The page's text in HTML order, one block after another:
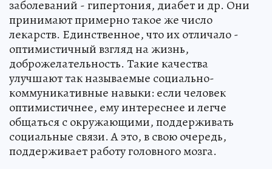
заболеваний - гипертония, диабет и др. Они
принимают примерно такое же число
лекарств. Единственное, что их отличало -
оптимистичный взгляд на жизнь,
доброжелательность. Такие качества
улучшают так называемые социально-
коммуникативные навыки: если человек
оптимистичнее, ему интереснее и легче
общаться с окружающими, поддерживать
социальные связи. А это, в свою очередь,
поддерживает работу головного мозга.